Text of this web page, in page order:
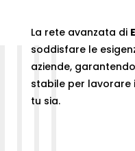
La rete avanzata di
soddisfare le
aziende,
stabile per lavorare
tu sia.